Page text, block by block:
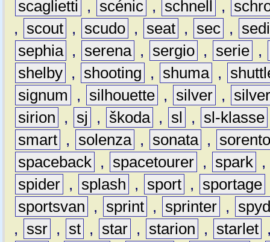
scaglietti
, scénic , schnell ,
,
scout , scudo , seat , sec ,
sephia , serena , sergio , serie ,
shelby , shooting , shuma ,
signum
, silhouette , silver ,
sirion
, sj , škoda , sl , sl-klasse
smart , solenza , sonata ,
spaceback , spacetourer , spark ,
spider , splash , sport , sportage
sportsvan
, sprint , sprinter ,
,
ssr , st , star , starion , starlet